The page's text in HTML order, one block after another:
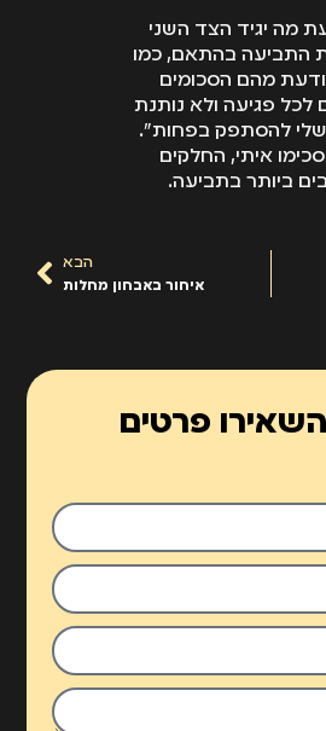
מה יגיד הצד השני
התביעה בהתאם, כמו
מהם הסכומים
לכל פגיעה ולא נותנת
שלי להסתפק בפחות".
איתי, החלקים
ביותר בתביעה.
הבא
איחור באבחון מחלות
פרטים